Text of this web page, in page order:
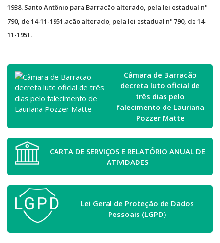
1938. Santo Antônio para Barracão alterado, pela lei estadual nº
790, de 14-11-1951.acão alterado, pela lei estadual nº 790, de 14-
11-1951.
Câmara de Barracão
decreta luto oficial de
três dias pelo
falecimento de Lauriana
Pozzer Matte
CARTA DE SERVIÇOS E RELATÓRIO ANUAL DE
ATIVIDADES
Lei Geral de Proteção de Dados
Pessoais (LGPD)